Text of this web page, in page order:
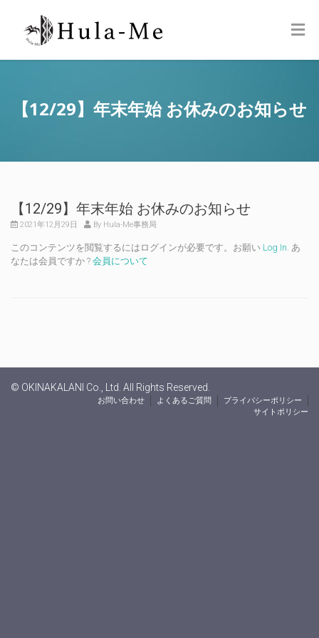
【12/29】年末年始 お休みのお知らせ
【12/29】年末年始 お休みのお知らせ
2021年12月29日 By Hula-Me事務局
このコンテンツを閲覧するにはログインが必要です。お願い Log In. あ
なたは会員ですか ? 会員について
© OKINAKALANI Co., Ltd. All Rights Reserved.
お問い合わせ よくあるご質問
プライバシーポリシー
サイトポリシー